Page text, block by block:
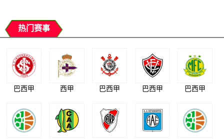
热门赛事
巴西甲 西甲 巴西甲 巴西甲 巴西甲